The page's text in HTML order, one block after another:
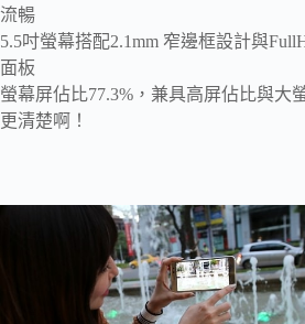
流暢
5.5吋螢幕搭配2.1mm 窄邊框設計與
面板
螢幕屏佔比77.3%，兼具高屏佔比與大
更清楚啊！